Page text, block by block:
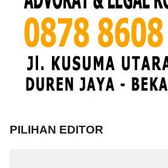
PILIHAN EDITOR